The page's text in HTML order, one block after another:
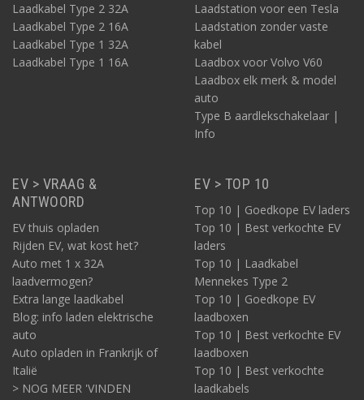
Laadkabel Type 2 32A
Laadkabel Type 2 16A
Laadkabel Type 1 32A
Laadkabel Type 1 16A
Laadstation voor een Tesla
Laadstation zonder vaste
kabel
Laadbox voor Volvo V60
Laadbox elk merk & model
auto
Type B aardlekschakelaar |
Info
EV > VRAAG &
ANTWOORD
EV thuis opladen
Rijden EV, wat kost het?
Auto met 1 x 32A
laadvermogen?
Extra lange laadkabel
Blog: info laden elektrische
auto
Auto opladen in Frankrijk of
Italië
> NOG MEER 'VINDEN
EV > TOP 10
Top 10 | Goedkope EV laders
Top 10 | Best verkochte EV
laders
Top 10 | Laadkabel
Mennekes Type 2
Top 10 | Goedkope EV
laadboxen
Top 10 | Best verkochte EV
laadboxen
Top 10 | Best verkochte
laadkabels